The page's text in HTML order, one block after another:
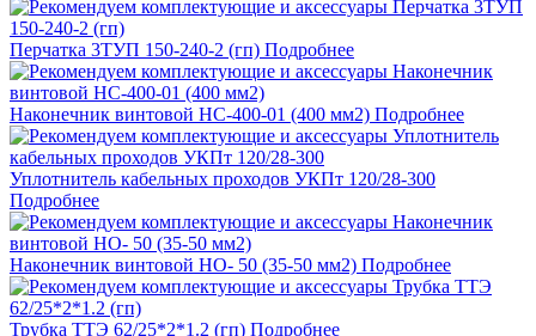
Перчатка 3ТУП 150-240-2 (гп) Подробнее
Наконечник винтовой НС-400-01 (400 мм2) Подробнее
Уплотнитель кабельных проходов УКПт 120/28-300
Подробнее
Наконечник винтовой НО- 50 (35-50 мм2) Подробнее
Трубка ТТЭ 62/25*2*1.2 (гп) Подробнее